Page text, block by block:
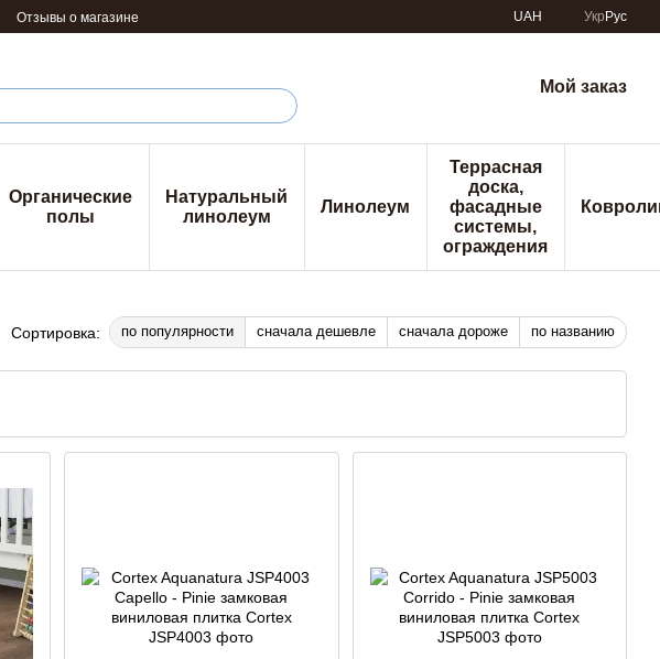
Отзывы о магазине UAH Укр Рус
Мой заказ
Органические
полы
Натуральный
линолеум
Линолеум
Террасная
доска,
фасадные
системы,
ограждения
Сортировка: по популярности сначала дешевле сначала дороже по названию